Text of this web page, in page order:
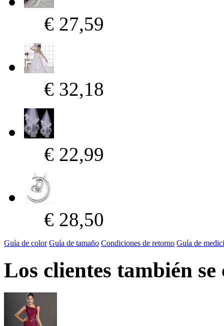
€ 27,59
€ 32,18
€ 22,99
€ 28,50
Guía de color Guía de tamaño Condiciones de retorno Guía de
Los clientes también se